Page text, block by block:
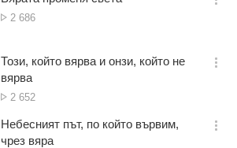
기
Брой
2 686
옵
기
Този, който вярва и онзи, който не
вярва
Брой
2 652
옵
기
Небесният път, по който вървим,
чрез вяра
옵